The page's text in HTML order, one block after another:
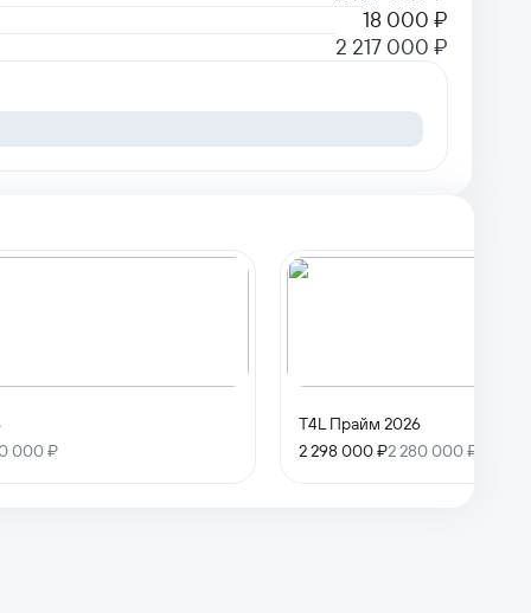
18 000 ₽
2 217 000 ₽
000 ₽
T4L Прайм 2026
2 298 000 ₽2 280 000 ₽